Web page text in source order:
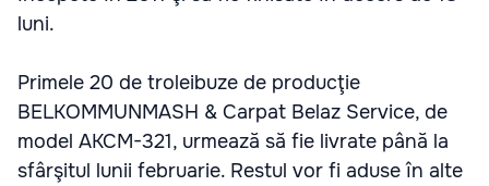
luni.
Primele 20 de troleibuze de producţie
BELKOMMUNMASH & Carpat Belaz Service, de
model АКСМ-321, urmează să fie livrate până la
sfârşitul lunii februarie. Restul vor fi aduse în alte